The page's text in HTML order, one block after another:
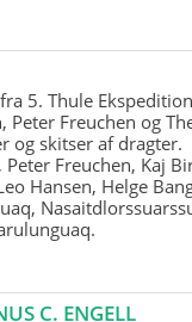
5. Thule
Freuchen og
og skitser af dragter.
Peter Freuchen, Kaj
Hansen, Helge
C. ENGELL